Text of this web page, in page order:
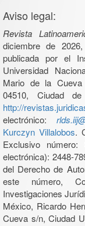
Aviso legal:
Revista
diciembre de
publicada por el
Universidad
Mario de la Cueva
04510, Ciudad
http://
electrónico:
Kurczyn Villalobos.
Exclusivo número:
electrónica): 2448-
del Derecho de
este número,
Investigaciones
México, Ricardo
Cueva s/n, Ciudad